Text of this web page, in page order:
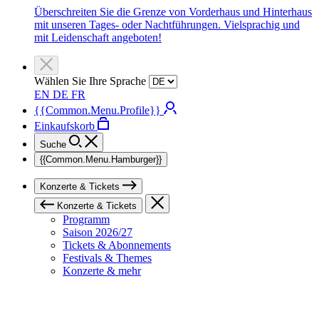
Überschreiten Sie die Grenze von Vorderhaus und Hinterhaus
mit unseren Tages- oder Nachtführungen. Vielsprachig und
mit Leidenschaft angeboten!
Wählen Sie Ihre Sprache
EN DE FR
{{Common.Menu.Profile}}
Einkaufskorb
Suche
{{Common.Menu.Hamburger}}
Konzerte & Tickets
Konzerte & Tickets
Programm
Saison 2026/27
Tickets & Abonnements
Festivals & Themes
Konzerte & mehr